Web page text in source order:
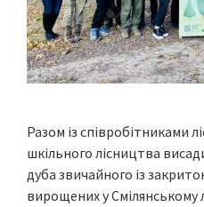
Разом із співробітниками
шкільного лісництва
дуба звичайного із
вирощених у Смілянському